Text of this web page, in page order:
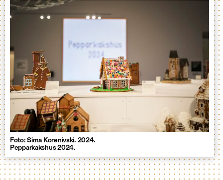
Foto: Sima Korenivski. 2024.
Pepparkakshus 2024.